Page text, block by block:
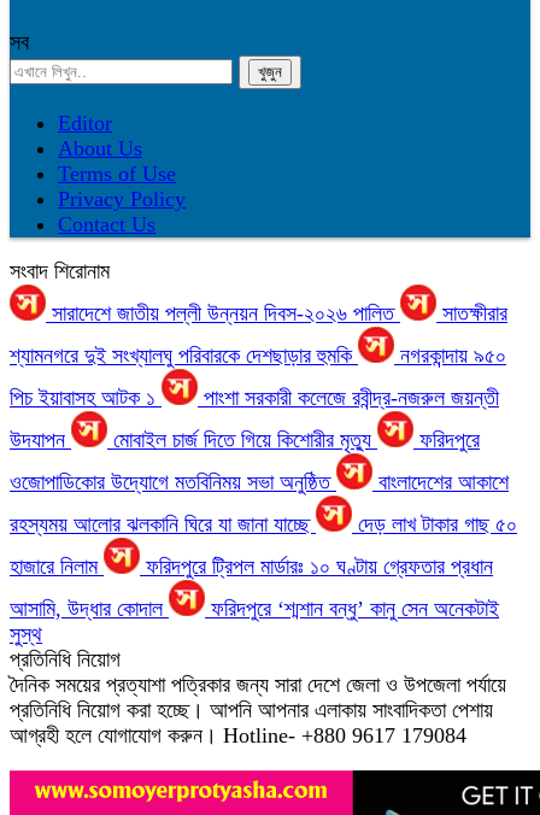
সব
Editor
About Us
Terms of Use
Privacy Policy
Contact Us
সংবাদ শিরোনাম
সারাদেশে জাতীয় পল্লী উন্নয়ন দিবস-২০২৬ পালিত
সাতক্ষীরার
শ্যামনগরে দুই সংখ্যালঘু পরিবারকে দেশছাড়ার হুমকি
নগরকান্দায় ৯৫০
পিচ ইয়াবাসহ আটক ১
পাংশা সরকারী কলেজে রবীন্দ্র-নজরুল জয়ন্তী
উদযাপন
মোবাইল চার্জ দিতে গিয়ে কিশোরীর মৃত্যু
ফরিদপুরে
ওজোপাডিকোর উদ্যোগে মতবিনিময় সভা অনুষ্ঠিত
বাংলাদেশের আকাশে
রহস্যময় আলোর ঝলকানি ঘিরে যা জানা যাচ্ছে
দেড় লাখ টাকার গাছ ৫০
হাজারে নিলাম
ফরিদপুরে ট্রিপল মার্ডারঃ ১০ ঘণ্টায় গ্রেফতার প্রধান
আসামি, উদ্ধার কোদাল
ফরিদপুরে ‘শ্মশান বন্ধু’ কানু সেন অনেকটাই
সুস্থ
প্রতিনিধি নিয়োগ
দৈনিক সময়ের প্রত্যাশা পত্রিকার জন্য সারা দেশে জেলা ও উপজেলা পর্যায়ে
প্রতিনিধি নিয়োগ করা হচ্ছে। আপনি আপনার এলাকায় সাংবাদিকতা পেশায়
আগ্রহী হলে যোগাযোগ করুন। Hotline- +880 9617 179084